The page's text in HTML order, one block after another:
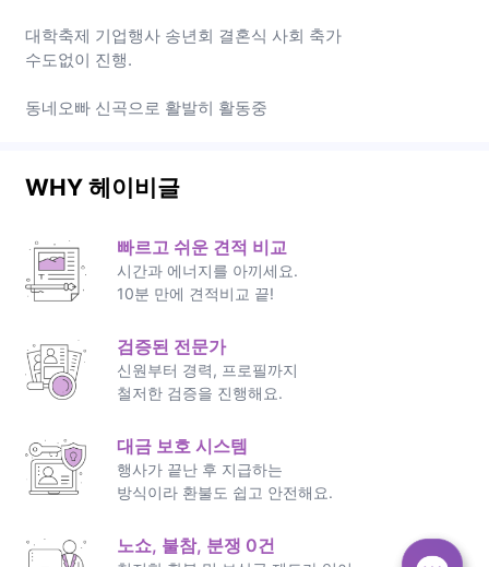
대학축제 기업행사 송년회 결혼식 사회 축가
수도없이 진행.
동네오빠 신곡으로 활발히 활동중
WHY 헤이비글
빠르고 쉬운 견적 비교
시간과 에너지를 아끼세요.
10분 만에 견적비교 끝!
검증된 전문가
신원부터 경력, 프로필까지
철저한 검증을 진행해요.
대금 보호 시스템
행사가 끝난 후 지급하는
방식이라 환불도 쉽고 안전해요.
노쇼, 불참, 분쟁 0건